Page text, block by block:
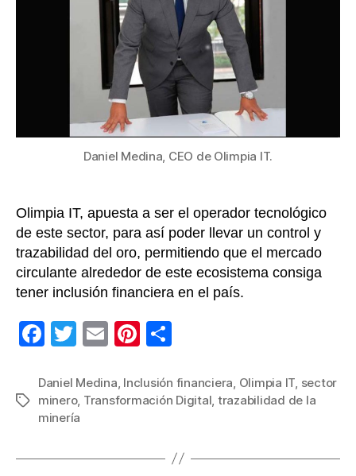
Daniel Medina, CEO de Olimpia IT.
Olimpia IT, apuesta a ser el operador tecnológico
de este sector, para así poder llevar un control y
trazabilidad del oro, permitiendo que el mercado
circulante alrededor de este ecosistema consiga
tener inclusión financiera en el país.
F
c
e
o
T
tt
er
E
ail
Pi
er
e
m
p
tir
Etiquetas
Daniel Medina, Inclusión financiera, Olimpia IT, sector
minero, Transformación Digital, trazabilidad de la
minería